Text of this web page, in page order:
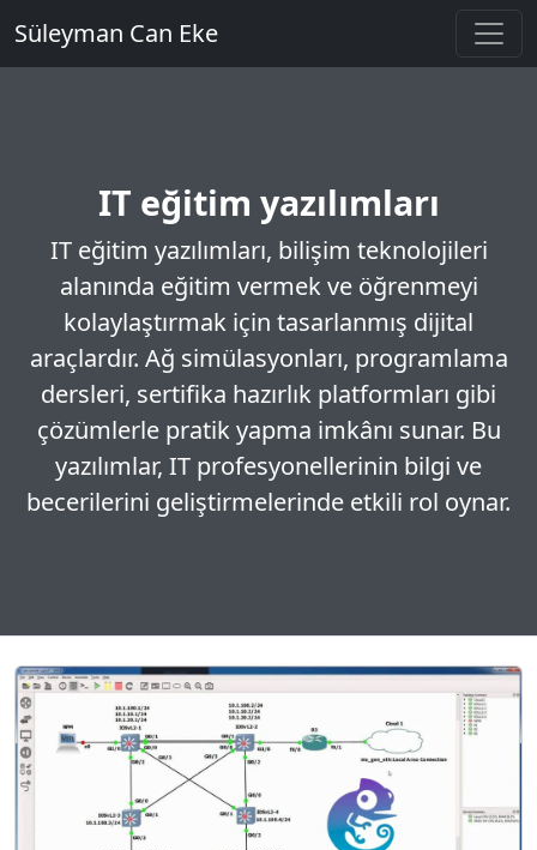
Süleyman Can Eke
IT eğitim yazılımları
IT eğitim yazılımları, bilişim teknolojileri
alanında eğitim vermek ve öğrenmeyi
kolaylaştırmak için tasarlanmış dijital
araçlardır. Ağ simülasyonları, programlama
dersleri, sertifika hazırlık platformları gibi
çözümlerle pratik yapma imkânı sunar. Bu
yazılımlar, IT profesyonellerinin bilgi ve
becerilerini geliştirmelerinde etkili rol oynar.